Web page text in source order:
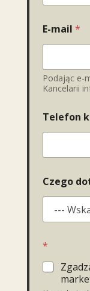
E-mail *
Podając e-
Kancelarii
Telefon
Czego
*